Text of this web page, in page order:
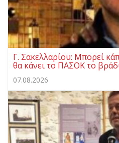
Γ. Σακελλαρίου: Μπορεί
θα κάνει το ΠΑΣΟΚ το
07.08.2026